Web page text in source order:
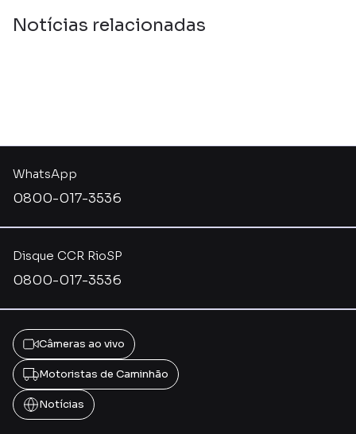
Notícias relacionadas
Disque CCR RioSP
0800-017-3536
WhatsApp
0800-017-3536
Câmeras ao vivo
Motoristas de Caminhão
Notícias